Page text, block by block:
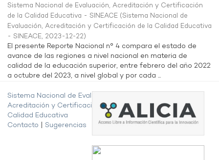
Sistema Nacional de Evaluación, Acreditación y Certificación
de la Calidad Educativa - SINEACE (Sistema Nacional de
Evaluación, Acreditación y Certificación de la Calidad Educativa
- SINEACE, 2023-12-22)
El presente Reporte Nacional n° 4 compara el estado de
avance de las regiones a nivel nacional en materia de
calidad de la educación superior, entre febrero del año 2022
a octubre del 2023, a nivel global y por cada ...
Sistema Nacional de Evaluación,
Acreditación y Certificación de la
Calidad Educativa
Contacto
Sugerencias